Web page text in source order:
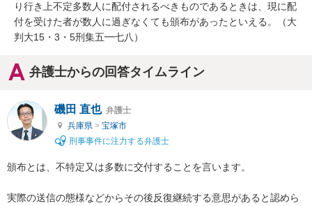
り行き上不定多数人に配付されるべきものであるときは、現に配
付を受けた者が数人に過ぎなくても頒布があったといえる。（大
判大15・3・5刑集五━七八）
弁護士からの回答タイムライン
磯田 直也 弁護士
兵庫県 > 宝塚市
刑事事件に注力する弁護士
頒布とは、不特定又は多数に交付することを言います。
実際の送信の態様などからその後反復継続する意思があると認めら